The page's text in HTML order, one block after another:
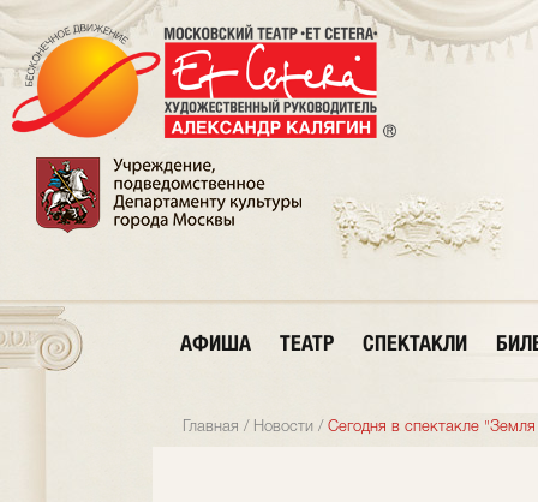
АФИША ТЕАТР СПЕКТАКЛИ
Главная / Новости / Сегодня в спектакле